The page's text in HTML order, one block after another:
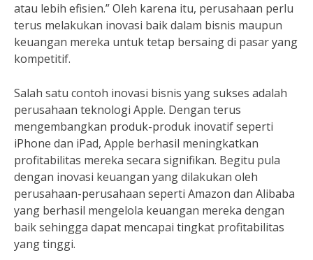
atau lebih efisien.” Oleh karena itu, perusahaan perlu
terus melakukan inovasi baik dalam bisnis maupun
keuangan mereka untuk tetap bersaing di pasar yang
kompetitif.
Salah satu contoh inovasi bisnis yang sukses adalah
perusahaan teknologi Apple. Dengan terus
mengembangkan produk-produk inovatif seperti
iPhone dan iPad, Apple berhasil meningkatkan
profitabilitas mereka secara signifikan. Begitu pula
dengan inovasi keuangan yang dilakukan oleh
perusahaan-perusahaan seperti Amazon dan Alibaba
yang berhasil mengelola keuangan mereka dengan
baik sehingga dapat mencapai tingkat profitabilitas
yang tinggi.